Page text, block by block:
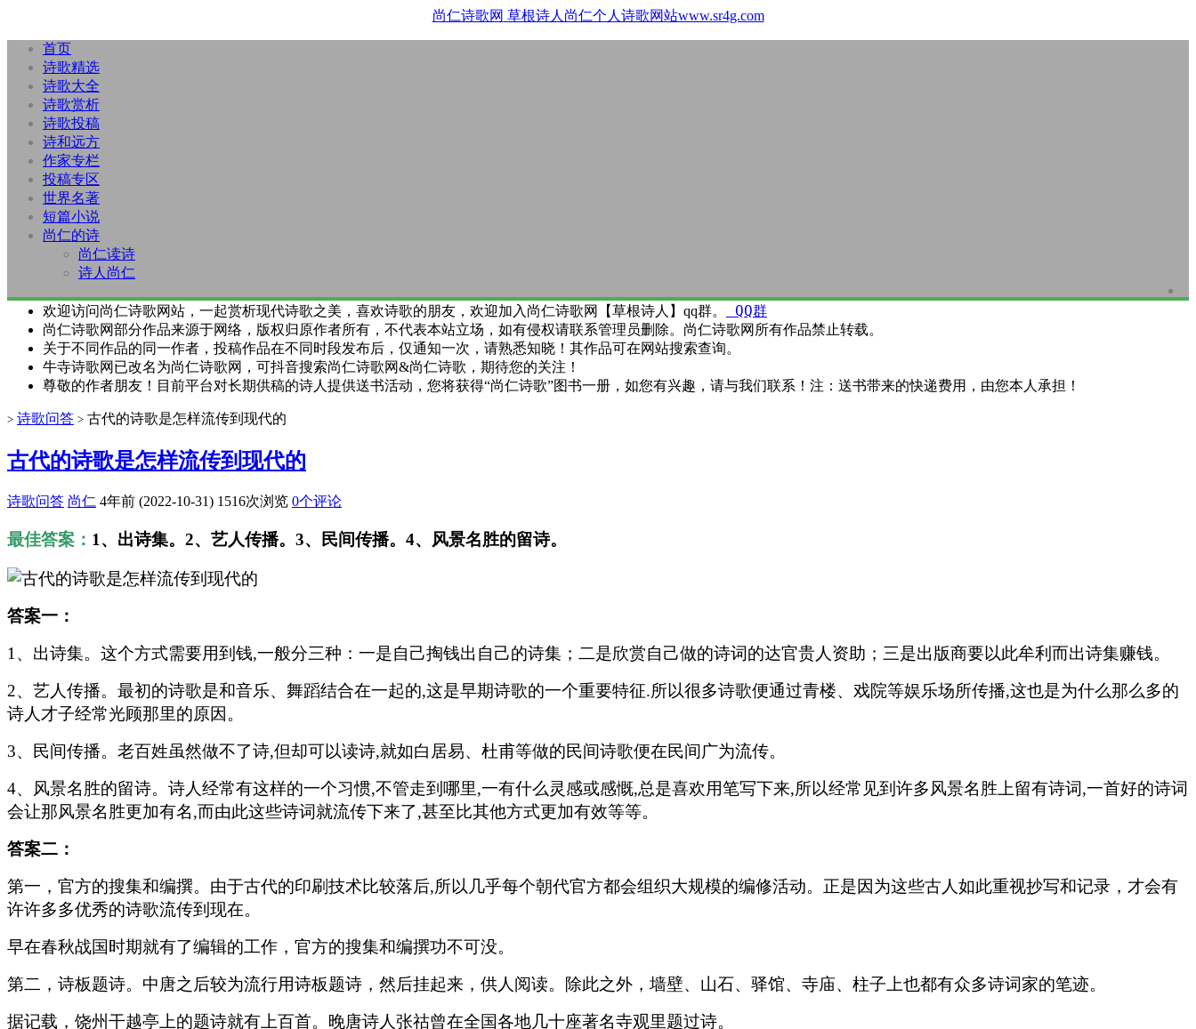
尚仁诗歌网 草根诗人尚仁个人诗歌网站www.sr4g.com
首页
诗歌精选
诗歌大全
诗歌赏析
诗歌投稿
诗和远方
作家专栏
投稿专区
世界名著
短篇小说
尚仁的诗
尚仁读诗
诗人尚仁
欢迎访问尚仁诗歌网站，一起赏析现代诗歌之美，喜欢诗歌的朋友，欢迎加入尚仁诗歌网【草根诗人】qq群。 QQ群
尚仁诗歌网部分作品来源于网络，版权归原作者所有，不代表本站立场，如有侵权请联系管理员删除。尚仁诗歌网所有作品禁止转载。
关于不同作品的同一作者，投稿作品在不同时段发布后，仅通知一次，请熟悉知晓！其作品可在网站搜索查询。
牛寺诗歌网已改名为尚仁诗歌网，可抖音搜索尚仁诗歌网&尚仁诗歌，期待您的关注！
尊敬的作者朋友！目前平台对长期供稿的诗人提供送书活动，您将获得“尚仁诗歌”图书一册，如您有兴趣，请与我们联系！注：送书带来的快递费用，由您本人承担！
> 诗歌问答 > 古代的诗歌是怎样流传到现代的
古代的诗歌是怎样流传到现代的
诗歌问答 尚仁 4年前 (2022-10-31) 1516次浏览 0个评论
最佳答案： 1、出诗集。2、艺人传播。3、民间传播。4、风景名胜的留诗。
答案一：
1、出诗集。这个方式需要用到钱,一般分三种：一是自己掏钱出自己的诗集；二是欣赏自己做的诗词的达官贵人资助；三是出版商要以此牟利而出诗集赚钱。
2、艺人传播。最初的诗歌是和音乐、舞蹈结合在一起的,这是早期诗歌的一个重要特征.所以很多诗歌便通过青楼、戏院等娱乐场所传播,这也是为什么那么多的
诗人才子经常光顾那里的原因。
3、民间传播。老百姓虽然做不了诗,但却可以读诗,就如白居易、杜甫等做的民间诗歌便在民间广为流传。
4、风景名胜的留诗。诗人经常有这样的一个习惯,不管走到哪里,一有什么灵感或感慨,总是喜欢用笔写下来,所以经常见到许多风景名胜上留有诗词,一首好的诗词
会让那风景名胜更加有名,而由此这些诗词就流传下来了,甚至比其他方式更加有效等等。
答案二：
第一，官方的搜集和编撰。由于古代的印刷技术比较落后,所以几乎每个朝代官方都会组织大规模的编修活动。正是因为这些古人如此重视抄写和记录，才会有
许许多多优秀的诗歌流传到现在。
早在春秋战国时期就有了编辑的工作，官方的搜集和编撰功不可没。
第二，诗板题诗。中唐之后较为流行用诗板题诗，然后挂起来，供人阅读。除此之外，墙壁、山石、驿馆、寺庙、柱子上也都有众多诗词家的笔迹。
据记载，饶州干越亭上的题诗就有上百首。晚唐诗人张祜曾在全国各地几十座著名寺观里题过诗。